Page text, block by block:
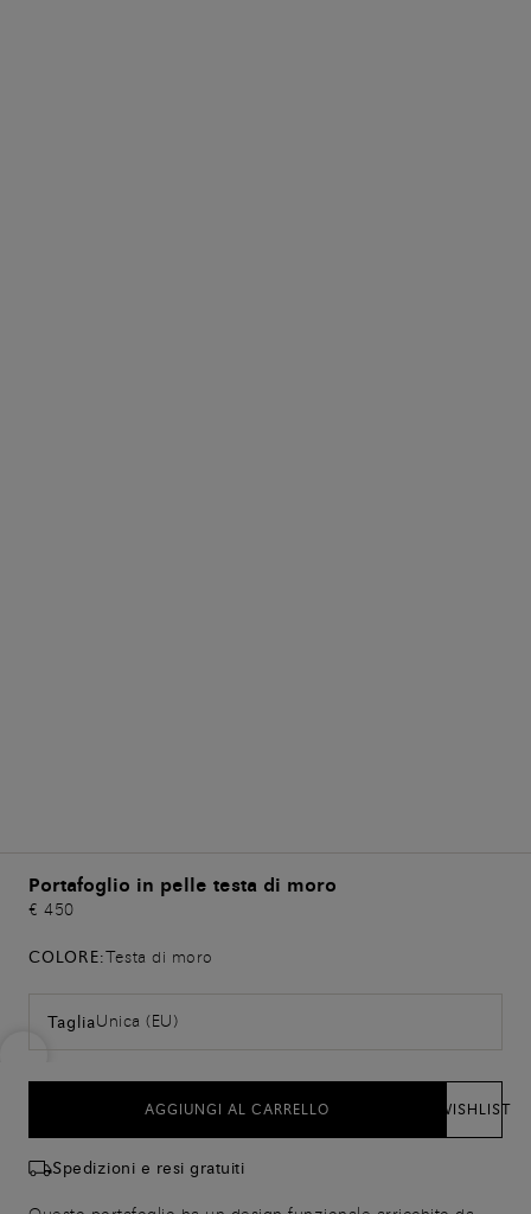
Portafoglio in pelle testa di moro
€ 450
COLORE:Testa di moro
TagliaUnica (EU)
AGGIUNGI AL CARRELLO WISHLIST
Spedizioni e resi gratuiti